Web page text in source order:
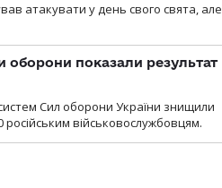
атакувати у день свого свята, але
оборони показали результат
Сил оборони України знищили
військовослужбовцям.